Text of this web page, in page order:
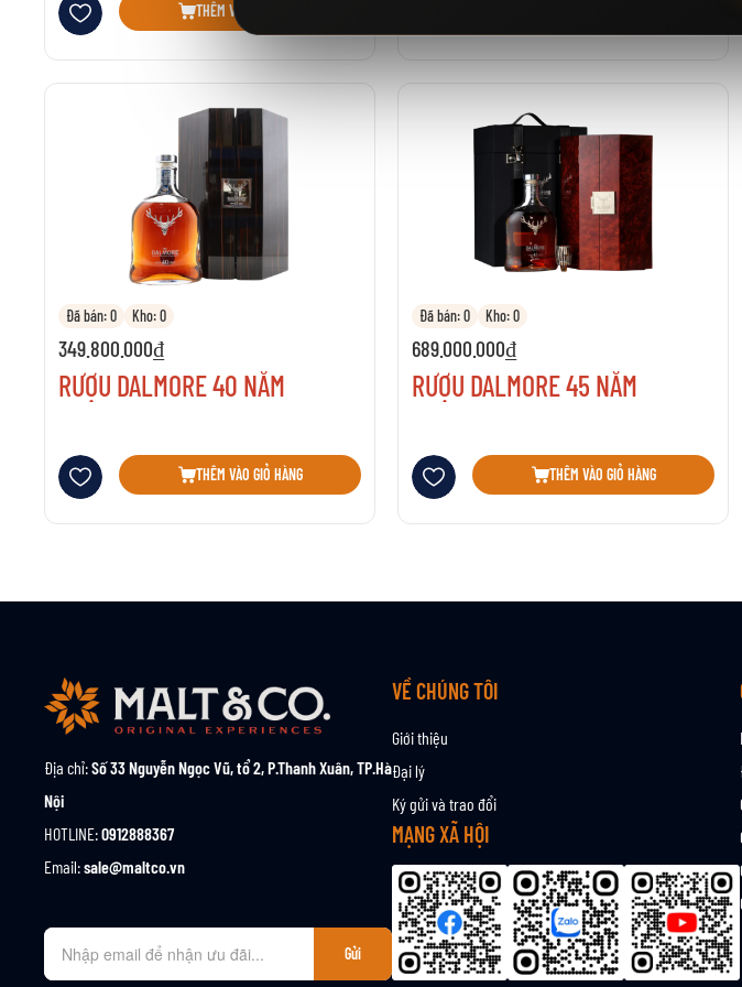
THÊM VÀO GIỎ HÀNG
Đã bán: 0 Kho: 0
349.800.000₫
RƯỢU DALMORE 40 NĂM
Thêm vào danh sách yêu thích
THÊM VÀO GIỎ HÀNG
Đã bán: 0 Kho: 0
689.000.000₫
RƯỢU DALMORE 45 NĂM
Thêm vào danh sách yêu thích
THÊM VÀO GIỎ HÀNG
Địa chỉ:Số 33 Nguyễn Ngọc Vũ, tổ 2, P.Thanh Xuân, TP.Hà
Nội
HOTLINE:0912888367
Email:sale@maltco.vn
Đ
Gửi
VỀ CHÚNG TÔI
Giới thiệu
Đại lý
Ký gửi và trao đổi
MẠNG XÃ HỘI